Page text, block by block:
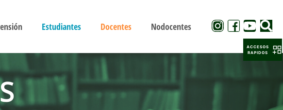
Estudiantes Docentes Nodocentes
ACCESOS
RAPIDOS